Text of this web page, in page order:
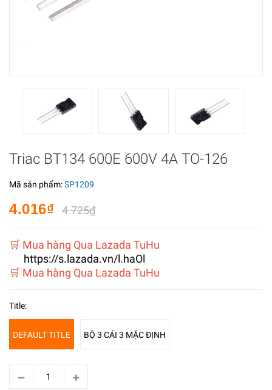
Triac BT134 600E 600V 4A TO-126
Mã sản phẩm:SP1209
4.016₫ 4.725₫
🛒 Mua hàng Qua Lazada TuHu
https://s.lazada.vn/l.haOl
️🛒 Mua hàng Qua Lazada TuHu
Title:
DEFAULT TITLE BỘ 3 CÁI 3 MẶC ĐỊNH